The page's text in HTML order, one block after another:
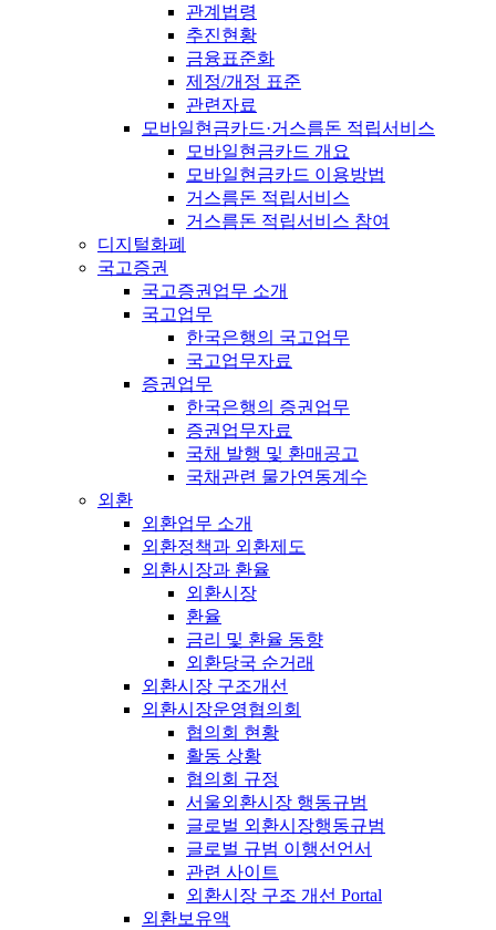
관계법령
추진현황
금융표준화
제정/개정 표준
관련자료
모바일현금카드·거스름돈 적립서비스
모바일현금카드 개요
모바일현금카드 이용방법
거스름돈 적립서비스
거스름돈 적립서비스 참여
디지털화폐
국고증권
국고증권업무 소개
국고업무
한국은행의 국고업무
국고업무자료
증권업무
한국은행의 증권업무
증권업무자료
국채 발행 및 환매공고
국채관련 물가연동계수
외환
외환업무 소개
외환정책과 외환제도
외환시장과 환율
외환시장
환율
금리 및 환율 동향
외환당국 순거래
외환시장 구조개선
외환시장운영협의회
협의회 현황
활동 상황
협의회 규정
서울외환시장 행동규범
글로벌 외환시장행동규범
글로벌 규범 이행선언서
관련 사이트
외환시장 구조 개선 Portal
외환보유액